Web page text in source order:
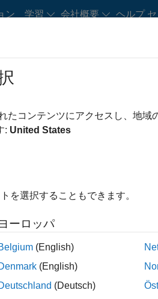
ン 学習 会社概要 ヘルプ
キャリア初期の方
条件 IT カスタマー サポート イン
人情報は翻訳されていません。ご
たコンテンツにアクセスし、地
: United States
を選択することもできます。
ーロッパ
(English)
(English)
(Deutsch)